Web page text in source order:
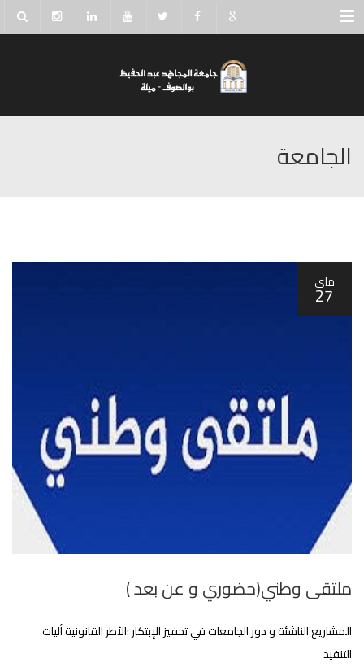
Menu
الجامعة
ماي
27
ملتقى وطني(حضوري و عن بعد )
المشاريع الناشئة و دور الجامعات في تحفيز الإبتكار :الأطر القانونية أليات
التنفيد